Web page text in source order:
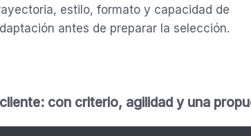
estilo, formato y capacidad de
antes de preparar la selección.
con criterio, agilidad y una